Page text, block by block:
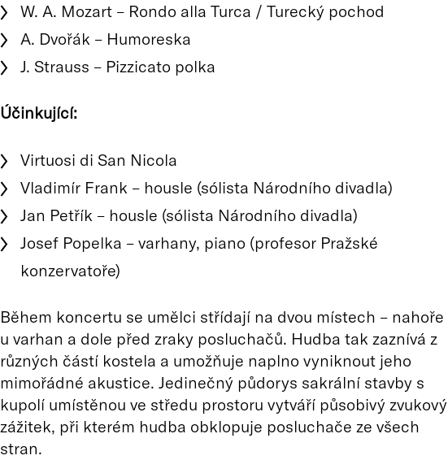
W. A. Mozart – Rondo alla Turca / Turecký pochod
A. Dvořák – Humoreska
J. Strauss – Pizzicato polka
Účinkující:
Virtuosi di San Nicola
Vladimír Frank – housle (sólista Národního divadla)
Jan Petřík – housle (sólista Národního divadla)
Josef Popelka – varhany, piano (profesor Pražské
konzervatoře)
Během koncertu se umělci střídají na dvou místech – nahoře
u varhan a dole před zraky posluchačů. Hudba tak zaznívá z
různých částí kostela a umožňuje naplno vyniknout jeho
mimořádné akustice. Jedinečný půdorys sakrální stavby s
kupolí umístěnou ve středu prostoru vytváří působivý zvukový
zážitek, při kterém hudba obklopuje posluchače ze všech
stran.